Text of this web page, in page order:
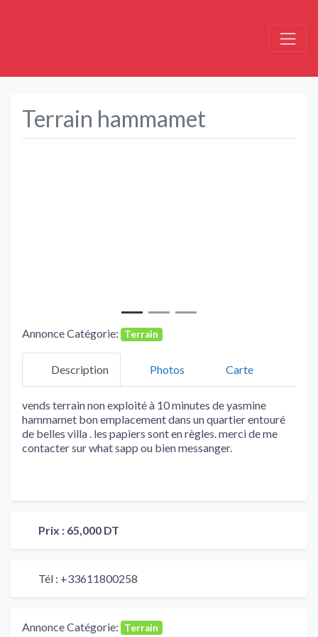
Terrain hammamet
Annonce Catégorie: Terrain
Description Photos Carte
vends terrain non exploité à 10 minutes de yasmine
hammamet bon emplacement dans un quartier entouré
de belles villa . les papiers sont en règles. merci de me
contacter sur what sapp ou bien messanger.
Prix : 65,000 DT
Tél : +33611800258
Annonce Catégorie: Terrain